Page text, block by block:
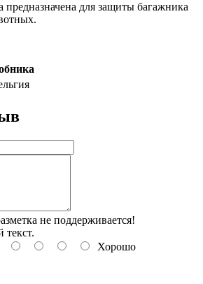
для защиты багажника
не поддерживается!
текст.
Хорошо